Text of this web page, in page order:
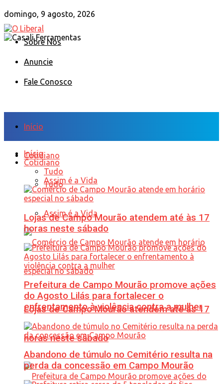
domingo, 9 agosto, 2026
Sobre Nós
Anuncie
Fale Conosco
Início
Cotidiano
Tudo
Assim é a Vida
Lojas de Campo Mourão atendem até às 17
horas neste sábado
Início
Cotidiano
Tudo
Assim é a Vida
Lojas de Campo Mourão atendem até às 17
horas neste sábado
Prefeitura de Campo Mourão promove ações
do Agosto Lilás para fortalecer o
enfrentamento à violência contra a mulher
Abandono de túmulo no Cemitério resulta na
perda da concessão em Campo Mourão